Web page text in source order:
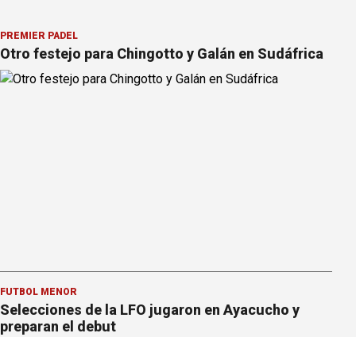
PREMIER PÁDEL
Otro festejo para Chingotto y Galán en Sudáfrica
FÚTBOL MENOR
Selecciones de la LFO jugaron en Ayacucho y
preparan el debut